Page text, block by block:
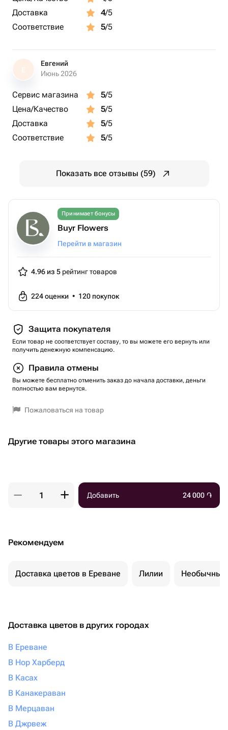
Доставка
4/5
Соответствие
5/5
Е
Евгений
Июнь 2026
Сервис магазина 5/5
Цена/Качество
5/5
Доставка
5/5
Соответствие
5/5
Показать все отзывы (59)
Принимает бонусы
Buyr Flowers
Перейти в магазин
4.96 из 5 рейтинг товаров
224оценки • 120 покупок
Защита покупателя
Если товар не соответствует составу, то вы можете его вернуть или
получить денежную компенсацию.
Правила отмены
Вы можете бесплатно отменить заказ до начала доставки, деньги
полностью вам вернутся.
Пожаловаться на товар
Другие товары этого магазина
Добавить 24 000 ֏
Рекомендуем
Доставка цветов в Ереване Лилии Необычные
Доставка цветов в других городах
В Ереване
В Нор Харберд
В Касах
В Канакераван
В Мерцаван
В Джрвеж